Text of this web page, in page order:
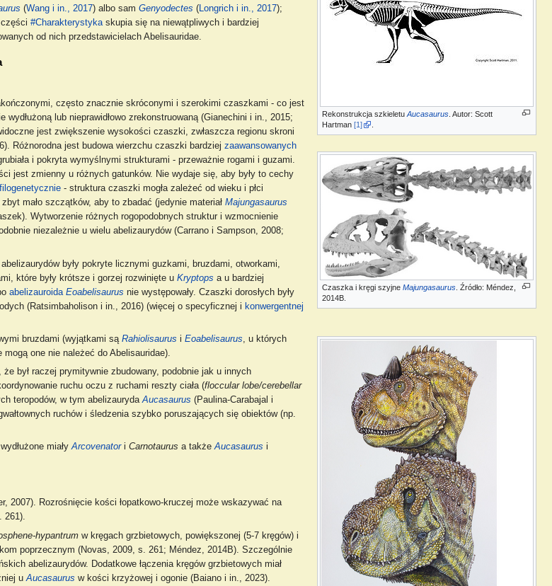
Rekonstrukcja szkieletuAucasaurus. Autor: Scott
Hartman [1] .
Czaszka i kręgi szyjneMajungasaurus . Źródło: Méndez,
2014B.
(Wang i in., 2017) albo sam Genyodectes (Longrich i in., 2017);
części #Charakterystykaskupia się na niewątpliwych i bardziej
od nich przedstawicielach Abelisauridae.
często znacznie skróconymi i szerokimi czaszkami - co jest
wydłużoną lub nieprawidłowo zrekonstruowaną (Gianechini i in., 2015;
jest zwiększenie wysokości czaszki, zwłaszcza regionu skroni
Różnorodna jest budowa wierzchu czaszki bardziej zaawansowanych
i pokryta wymyślnymi strukturami - przeważnie rogami i guzami.
jest zmienny u różnych gatunków. Nie wydaje się, aby były to cechy
filogenetycznie- struktura czaszki mogła zależeć od wieku i płci
mało szczątków, aby to zbadać (jedynie materiał Majungasaurus
Wytworzenie różnych rogopodobnych struktur i wzmocnienie
niezależnie u wielu abelizaurydów (Carrano i Sampson, 2008;
były pokryte licznymi guzkami, bruzdami, otworkami,
które były krótsze i gorzej rozwinięte u Kryptops a u bardziej
abelizauroida Eoabelisaurus nie występowały. Czaszki dorosłych były
(Ratsimbaholison i in., 2016) (więcej o specyficznej i konwergentnej
bruzdami (wyjątkami są Rahiolisaurus i Eoabelisaurus , u których
mogą one nie należeć do Abelisauridae).
że był raczej prymitywnie zbudowany, podobnie jak u innych
ruchu oczu z ruchami reszty ciała (floccular lobe/cerebellar
teropodów, w tym abelizaurydaAucasaurus (Paulina-Carabajal i
ruchów i śledzenia szybko poruszających się obiektów (np.
miałyArcovenatori Carnotaurus a takżeAucasaurus i
2007). Rozrośnięcie kości łopatkowo-kruczej może wskazywać na
261).
hypantrumw kręgach grzbietowych, powiększonej (5-7 kręgów) i
poprzecznym (Novas, 2009, s. 261; Méndez, 2014B). Szczególnie
abelizaurydów. Dodatkowe łączenia kręgów grzbietowych miał
u Aucasaurus w kości krzyżowej i ogonie (Baiano i in., 2023).